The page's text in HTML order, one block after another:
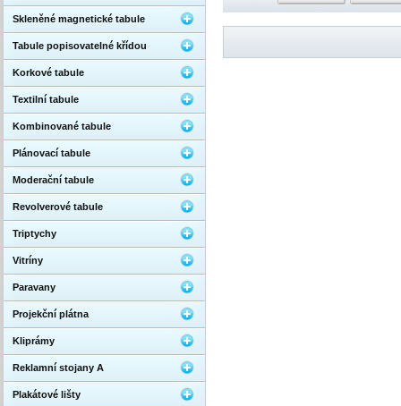
Skleněné magnetické tabule
Tabule popisovatelné křídou
Korkové tabule
Textilní tabule
Kombinované tabule
Plánovací tabule
Moderační tabule
Revolverové tabule
Triptychy
Vitríny
Paravany
Projekční plátna
Kliprámy
Reklamní stojany A
Plakátové lišty